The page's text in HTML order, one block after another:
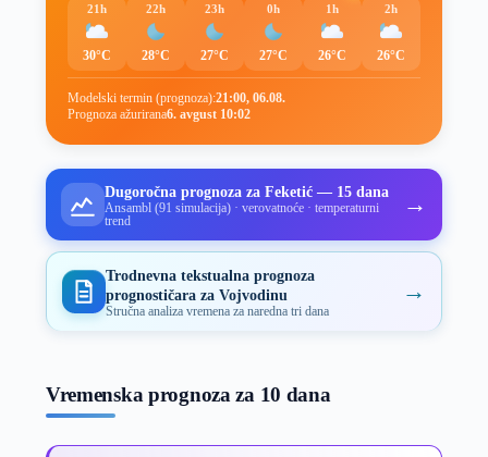
21h
30°C
22h
28°C
23h
27°C
0h
27°C
1h
26°C
2h
26°C
Modelski termin (prognoza):21:00, 06.08.
Prognoza ažurirana6. avgust 10:02
Dugoročna prognoza za Feketić — 15 dana
Ansambl (91 simulacija) · verovatnoće · temperaturni
trend
→
Trodnevna tekstualna prognoza
prognostičara za Vojvodinu
Stručna analiza vremena za naredna tri dana
→
Vremenska prognoza za 10 dana